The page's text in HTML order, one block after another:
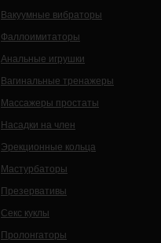
Вакуумные вибраторы
Фаллоимитаторы
Анальные игрушки
Вагинальные тренажеры
Массажеры простаты
Насадки на член
Эрекционные кольца
Мастурбаторы
Презервативы
Секс куклы
Пролонгаторы